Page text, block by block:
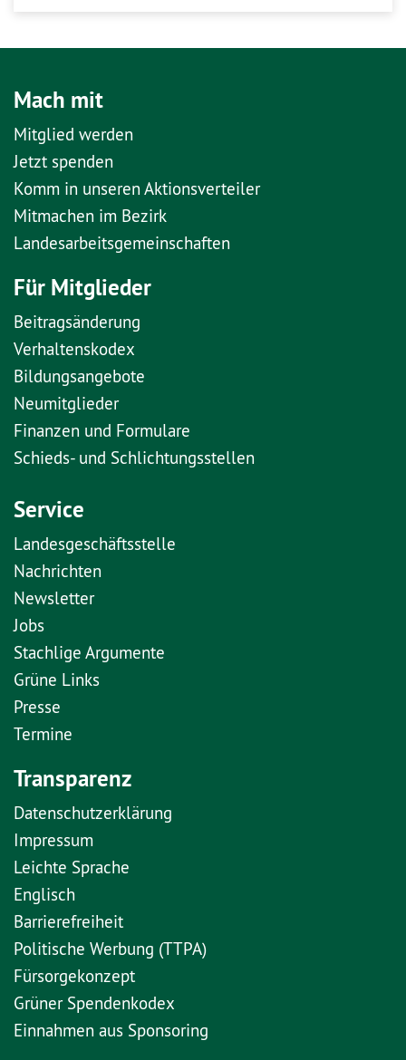
Mach mit
Mitglied werden
Jetzt spenden
Komm in unseren Aktionsverteiler
Mitmachen im Bezirk
Landesarbeitsgemeinschaften
Für Mitglieder
Beitragsänderung
Verhaltenskodex
Bildungsangebote
Neumitglieder
Finanzen und Formulare
Schieds- und Schlichtungsstellen
Service
Landesgeschäftsstelle
Nachrichten
Newsletter
Jobs
Stachlige Argumente
Grüne Links
Presse
Termine
Transparenz
Datenschutzerklärung
Impressum
Leichte Sprache
Englisch
Barrierefreiheit
Politische Werbung (TTPA)
Fürsorgekonzept
Grüner Spendenkodex
Einnahmen aus Sponsoring